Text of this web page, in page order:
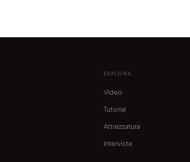
ESPLORA
Video
Tutorial
Attrezzatura
Interviste